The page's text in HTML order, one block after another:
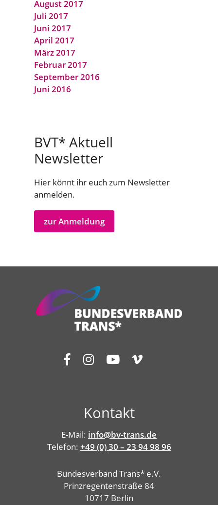
August 2017
Juli 2017
Juni 2017
April 2017
März 2017
Februar 2017
September 2016
Juni 2016
BVT* Aktuell
Newsletter
Hier könnt ihr euch zum Newsletter
anmelden.
zur Anmeldung
Kontakt
E-Mail: info@bv-trans.de
Telefon: +49 (0) 30 – 23 94 98 96
Bundesverband Trans* e.V.
Prinzregentenstraße 84
10717 Berlin